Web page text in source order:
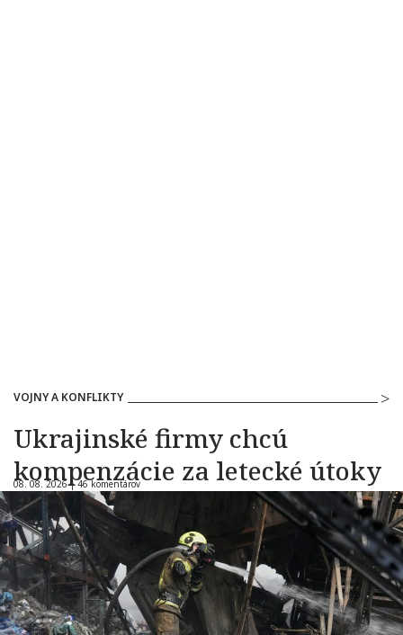
VOJNY A KONFLIKTY
Ukrajinské firmy chcú
kompenzácie za letecké útoky
08. 08. 2026 |46 komentárov